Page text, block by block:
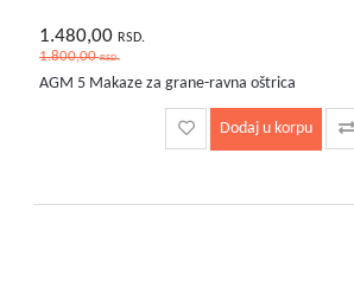
1.480,00 RSD.
1.800,00RSD.
AGM 5 Makaze za grane-ravna oštrica
Dodaj u korpu